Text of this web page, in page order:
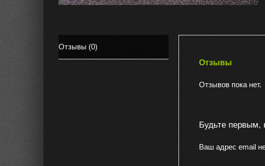
Отзывы (0)
Отзывы
Отзывов пока нет.
Будьте первым,
Ваш адрес email